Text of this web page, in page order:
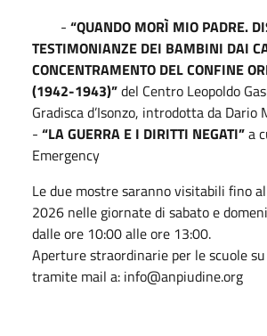
- “QUANDO MORÌ MIO PADRE.
TESTIMONIANZE DEI BAMBINI DAI
CONCENTRAMENTO DEL CONFINE
(1942-1943)”del Centro Leopoldo
Gradisca d’Isonzo, introdotta da Dario
- “LA GUERRA E I DIRITTI NEGATI”a
Emergency
Le due mostre saranno visitabili fino
2026 nelle giornate di sabato e
dalle ore 10:00 alle ore 13:00.
Aperture straordinarie per le scuole
tramite mail a: info@anpiudine.org